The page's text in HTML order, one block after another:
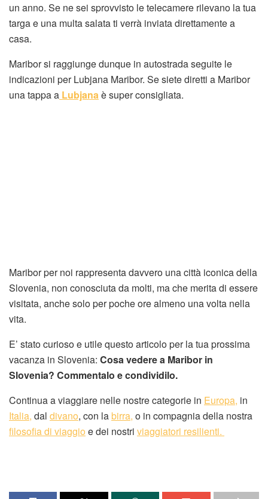
un anno. Se ne sei sprovvisto le telecamere rilevano la tua
targa e una multa salata ti verrà inviata direttamente a
casa.
Maribor si raggiunge dunque in autostrada seguite le
indicazioni per Lubjana Maribor. Se siete diretti a Maribor
una tappa a Lubjanaè super consigliata.
Maribor per noi rappresenta davvero una città iconica della
Slovenia, non conosciuta da molti, ma che merita di essere
visitata, anche solo per poche ore almeno una volta nella
vita.
E’ stato curioso e utile questo articolo per la tua prossima
vacanza in Slovenia: Cosa vedere a Maribor in
Slovenia? Commentalo e condividilo.
Continua a viaggiare nelle nostre categorie in Europa, in
Italia, dal divano, con labirra, o in compagnia della nostra
filosofia di viaggio e dei nostri viaggiatori resilienti.